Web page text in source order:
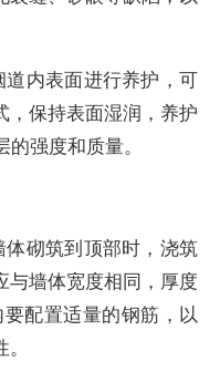
内表面进行养护，可
，保持表面湿润，养护
强度和质量。
砌筑到顶部时，浇筑
与墙体宽度相同，厚度
配置适量的钢筋，以